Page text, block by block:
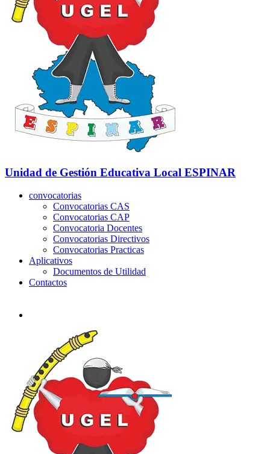
Unidad de Gestión Educativa Local ESPINAR
convocatorias
Convocatorias CAS
Convocatorias CAP
Convocatoria Docentes
Convocatorias Directivos
Convocatorias Practicas
Aplicativos
Documentos de Utilidad
Contactos